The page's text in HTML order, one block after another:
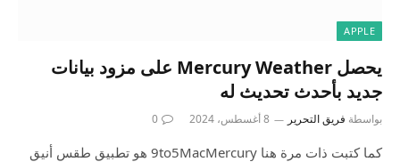
APPLE
يحصل Mercury Weather على مزود بيانات
جديد بأحدث تحديث له
بواسطة فريق التحرير 8 أغسطس، 2024 0
كما كتبت ذات مرة هنا 9to5MacMercury هو تطبيق طقس أنيق